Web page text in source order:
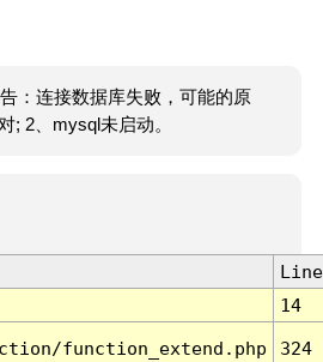
：连接数据库失败，可能的原
; 2、mysql未启动。
Line
14
function_extend.php 324